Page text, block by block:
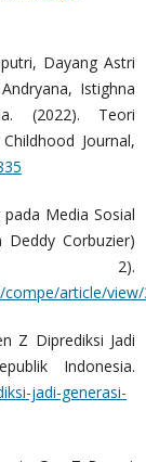
Dayang Astri
Istighna
(2022). Teori
Journal,
Media Sosial
Deddy Corbuzier)
2).
article/
Z Diprediksi Jadi
Indonesia.
jadi-generasi-